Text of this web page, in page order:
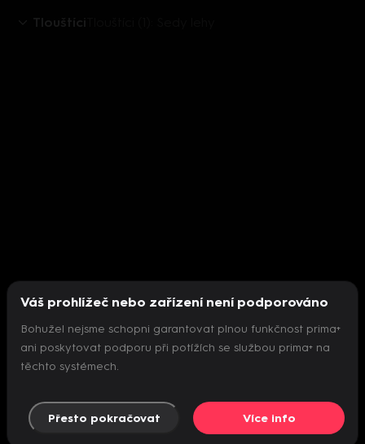
Tlouštíci
Nepodařilo se inicializovat přehrávač
Váš prohlížeč nebo zařízení není podporováno
Bohužel nejsme schopni garantovat plnou funkčnost prima+
ani poskytovat podporu při potížích se službou prima+ na
těchto systémech.
Přesto pokračovat Více info